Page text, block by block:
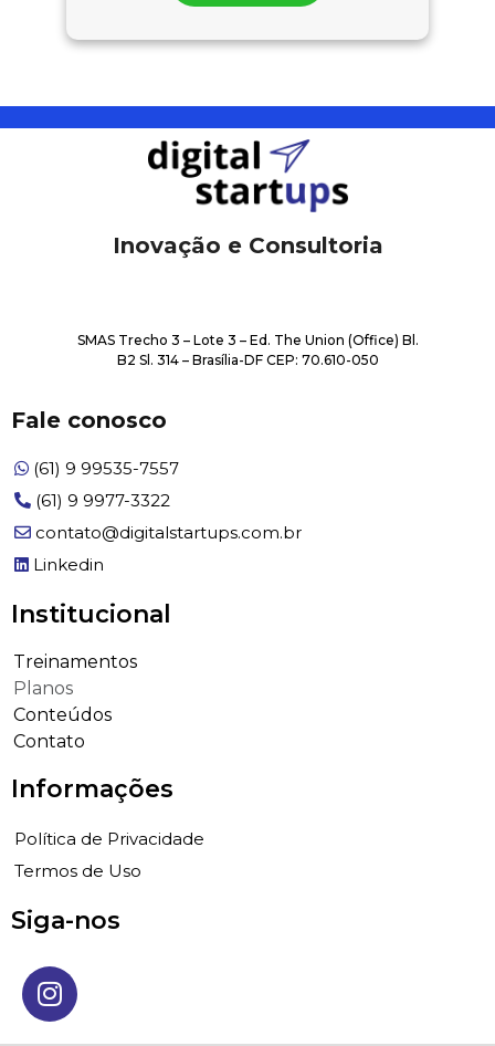
Inovação e Consultoria
SMAS Trecho 3 – Lote 3 – Ed. The Union (Office) Bl.
B2 Sl. 314 – Brasília-DF CEP: 70.610-050
Fale conosco​
(61) 9 99535-7557
(61) 9 9977-3322
contato@digitalstartups.com.br
Linkedin
Institucional​
Treinamentos
Planos
Conteúdos
Contato
Informações
Política de Privacidade
Termos de Uso
Siga-nos ​